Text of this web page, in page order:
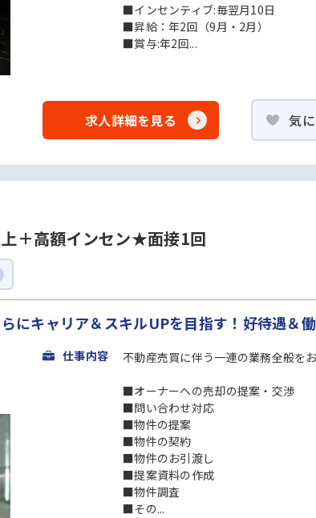
■インセンティブ:毎翌月10日
■昇給：年2回（9月・2月）
■賞与:年2回...
求人詳細を見る 気
上＋高額インセン★面接1回
にキャリア＆スキルUPを目指す！好待遇＆
仕事内容 不動産売買に伴う一連の業務全般をお
■オーナーへの売却の提案・交渉
■問い合わせ対応
■物件の提案
■物件の契約
■物件のお引渡し
■提案資料の作成
■物件調査
■その...